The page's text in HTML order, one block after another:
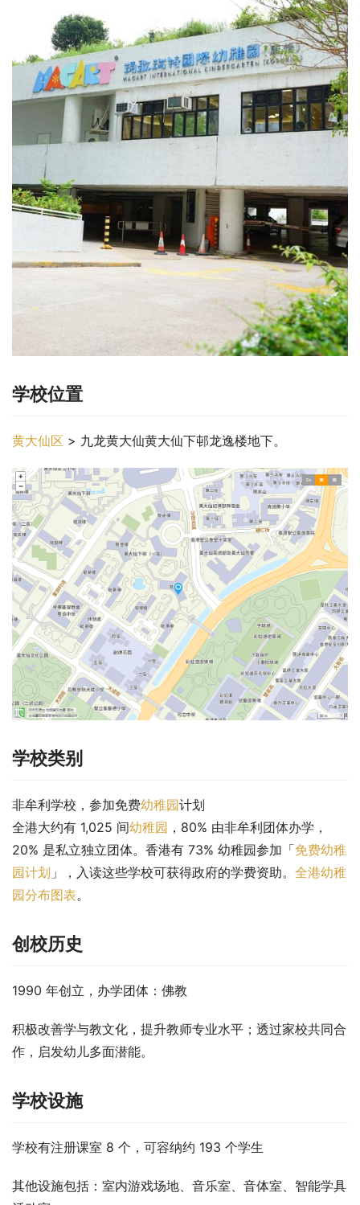
学校位置
黄大仙区 > 九龙黄大仙黄大仙下邨龙逸楼地下。
学校类别
非牟利学校，参加免费幼稚园计划
全港大约有 1,025 间幼稚园 ，80% 由非牟利团体办学，
20% 是私立独立团体。香港有 73% 幼稚园参加「免费幼稚
园计划 」，入读这些学校可获得政府的学费资助。 全港幼稚
园分布图表。
创校历史
1990 年创立，办学团体：佛教
积极改善学与教文化，提升教师专业水平；透过家校共同合
作，启发幼儿多面潜能。
学校设施
学校有注册课室 8 个，可容纳约 193 个学生
其他设施包括：室内游戏场地、音乐室、音体室、智能学具